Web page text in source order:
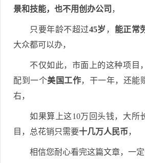
景和技能，也不用创办公司 ，
只要年龄不超过45岁 ， 能正常
大众都可以办，
不仅如此，市面上的这种项目
配到一个美国工作，干一年，还能
右，
如果算上这10万回头钱，大所
目，总花销只需要十几万人民币，
相信您耐心看完这篇文章，一定